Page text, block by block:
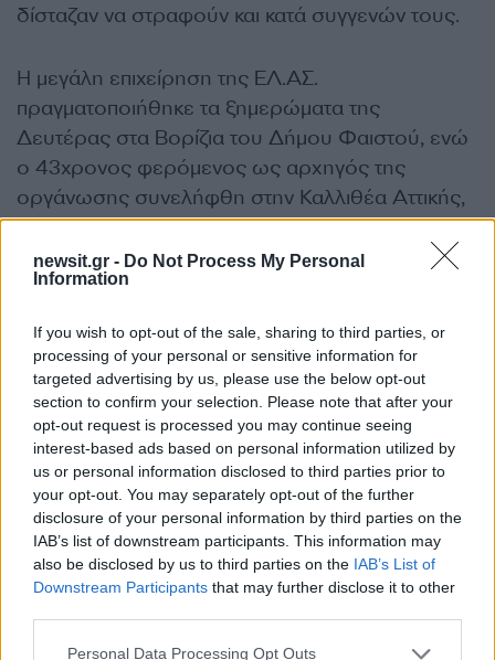
newsit.gr - Do Not Process My Personal
Information
If you wish to opt-out of the sale, sharing to third parties, or
processing of your personal or sensitive information for
targeted advertising by us, please use the below opt-out
section to confirm your selection. Please note that after your
opt-out request is processed you may continue seeing
interest-based ads based on personal information utilized by
us or personal information disclosed to third parties prior to
your opt-out. You may separately opt-out of the further
disclosure of your personal information by third parties on the
IAB’s list of downstream participants. This information may
also be disclosed by us to third parties on the IAB’s List of
Downstream Participants that may further disclose it to other
Please note that this website/app uses one or more Google
Personal Data Processing Opt Outs
δίσταζαν να στραφούν και κατά συγγενών τους.
Η μεγάλη επιχείρηση της ΕΛ.ΑΣ.
πραγματοποιήθηκε τα ξημερώματα της
Δευτέρας στα Βορίζια του Δήμου Φαιστού, ενώ
ο 43χρονος φερόμενος ως αρχηγός της
οργάνωσης συνελήφθη στην Καλλιθέα Αττικής,
έξω από νοσοκομείο όπου είχε μεταβεί με τη
σύζυγό του για ιατρικές εξετάσεις.